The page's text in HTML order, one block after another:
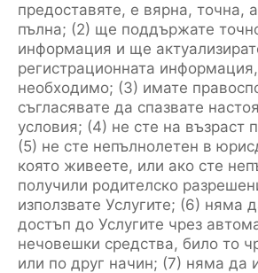
предоставяте, е вярна, точна,
пълна; (2) ще поддържате
информация и ще
регистрационната
необходимо; (3) имате
съгласявате да спазвате
условия; (4) не сте на възраст
(5) не сте непълнолетен в
която живеете, или ако сте
получили родителско
използвате Услугите; (6) няма
достъп до Услугите чрез
нечовешки средства, било то
или по друг начин; (7) няма да